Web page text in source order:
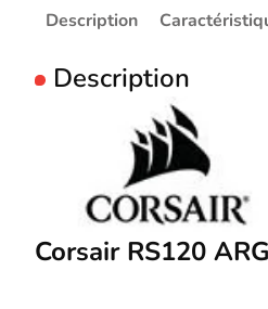
Description
Description
Corsair RS120